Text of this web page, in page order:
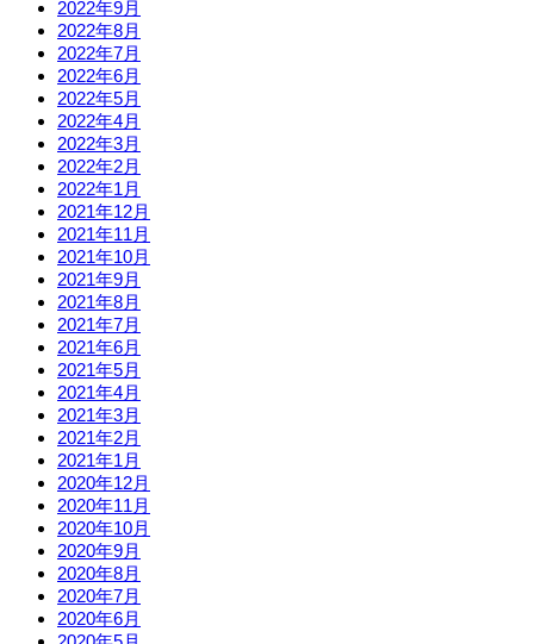
2022年9月
2022年8月
2022年7月
2022年6月
2022年5月
2022年4月
2022年3月
2022年2月
2022年1月
2021年12月
2021年11月
2021年10月
2021年9月
2021年8月
2021年7月
2021年6月
2021年5月
2021年4月
2021年3月
2021年2月
2021年1月
2020年12月
2020年11月
2020年10月
2020年9月
2020年8月
2020年7月
2020年6月